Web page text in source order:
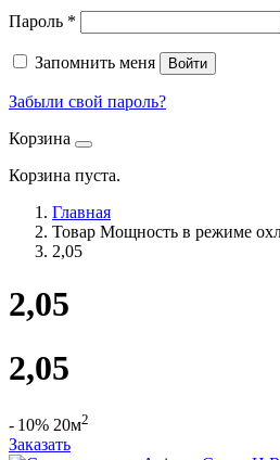
Пароль *
Запомнить меня Войти
Забыли свой пароль?
Корзина
Корзина пуста.
Главная
Товар Мощность в режиме
2,05
2,05
2,05
- 10% 20м2
Заказать